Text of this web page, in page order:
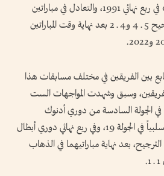
فوز وحيد للشارقة بنتيجة 1 ـ 0 في ربع نهائي 1991، والتعادل في مباراتين
حسمهما الشارقة بركلات الترجيح 5 ـ 4 و4 ـ 2 بعد نهاية وقت المباراتين
بين الفريقين في مختلف مسابقات هذا
وسبق وشهدت المواجهات الست
الماضية، فوز شباب الأهلي 2 ـ 1 في الجولة السادسة من دوري أدنوك
للمحترفين، ثم تعادل الفريقان سلبياً في الجولة 19، وفي ربع نهائي دوري أبطال
5 ـ 4 بركلات الترجيح، بعد نهاية مباراتيهما في الذهاب